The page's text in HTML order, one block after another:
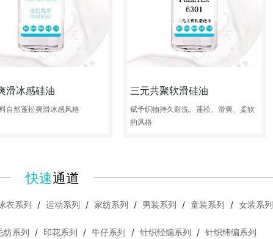
滑冰感硅油
自然蓬松爽滑冰感风格
三元共聚软滑硅油
赋予织物持久耐洗、蓬松、滑爽、柔软
的风格
快速通道
衣系列 / 运动系列 / 家纺系列 / 男装系列 / 童装系列 / 女装系列
纺系列 / 印花系列 / 牛仔系列 / 针织经编系列 / 针织纬编系列